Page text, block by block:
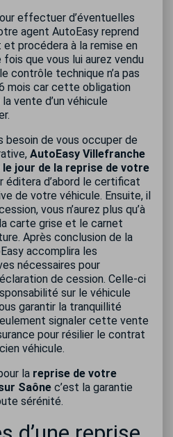
effectuer d’éventuelles
agent AutoEasy reprend
procédera à la remise en
que vous lui aurez vendu
contrôle technique n’a pas
mois car cette obligation
vente d’un véhicule
besoin de vous occuper de
AutoEasy Villefranche
le jour de la reprise de votre
éditera d’abord le certificat
de votre véhicule. Ensuite, il
vous n’aurez plus qu’à
carte grise et le carnet
Après conclusion de la
accomplira les
nécessaires pour
de cession. Celle-ci
sur le véhicule
garantir la tranquillité
signaler cette vente
pour résilier le contrat
véhicule.
la reprise de votre
Saône c’est la garantie
sérénité.